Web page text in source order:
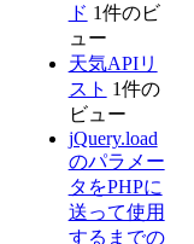
ド 1件のビ
ュー
天気APIリ
スト 1件の
ビュー
jQuery.load
のパラメー
タをPHPに
送って使用
するまでの